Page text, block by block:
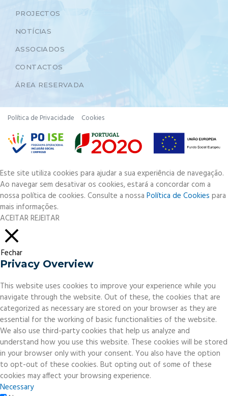
PROJECTOS
NOTÍCIAS
ASSOCIADOS
CONTACTOS
ÁREA RESERVADA
Política de Privacidade Cookies
Este site utiliza cookies para ajudar a sua experiência de navegação.
Ao navegar sem desativar os cookies, estará a concordar com a
nossa política de cookies. Consulte a nossa Política de Cookies para
mais informações.
ACEITARREJEITAR
Fechar
Privacy Overview
This website uses cookies to improve your experience while you
navigate through the website. Out of these, the cookies that are
categorized as necessary are stored on your browser as they are
essential for the working of basic functionalities of the website.
We also use third-party cookies that help us analyze and
understand how you use this website. These cookies will be stored
in your browser only with your consent. You also have the option
to opt-out of these cookies. But opting out of some of these
cookies may affect your browsing experience.
Necessary